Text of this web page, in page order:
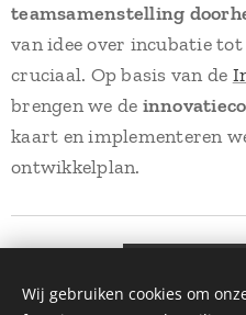
teamsamenstelling
van idee over incubatie
cruciaal. Op basis van de
brengen we de
kaart en implementeren
ontwikkelplan.
Wij gebruiken cookies om